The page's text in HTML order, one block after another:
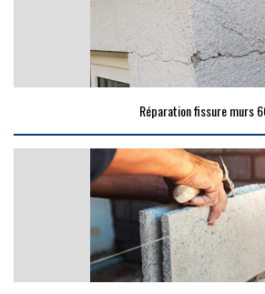
Réparation fissure murs